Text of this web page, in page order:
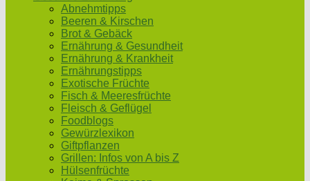
Abnehmtipps
Beeren & Kirschen
Brot & Gebäck
Ernährung & Gesundheit
Ernährung & Krankheit
Ernährungstipps
Exotische Früchte
Fisch & Meeresfrüchte
Fleisch & Geflügel
Foodblogs
Gewürzlexikon
Giftpflanzen
Grillen: Infos von A bis Z
Hülsenfrüchte